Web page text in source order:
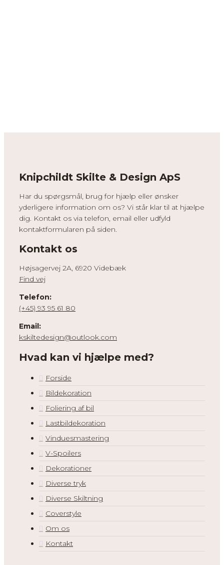
Knipchildt Skilte & Design ApS
Har du spørgsmål, brug for hjælp eller ønsker
yderligere information om os? Vi står klar til at hjælpe
dig. Kontakt os via telefon, email eller udfyld
kontaktformularen på siden.
Kontakt os
Højsagervej 2A, 6920 Videbæk
Find vej
Telefon:
(+45) 93 95 61 80
Email:
kskiltedesign@outlook.com
Hvad kan vi hjælpe med?
Forside
Bildekoration
Foliering af bil
Lastbildekoration
Vinduesmastering
V-Spoilers
Dekorationer
Diverse tryk
Diverse Skiltning
Coverstyle
Om os
Kontakt